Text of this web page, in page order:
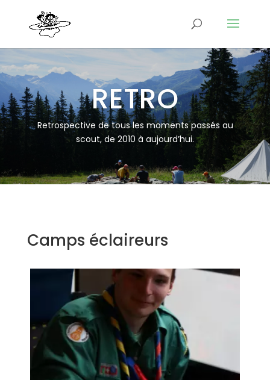
RETRO
Retrospective de tous les moments passés au
scout, de 2010 à aujourd’hui.
Camps éclaireurs